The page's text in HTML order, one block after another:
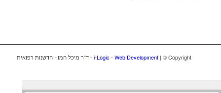
i-Logic - Web Development | © Copyright - ד"ר מיכל חמו - חדשנות רפואית